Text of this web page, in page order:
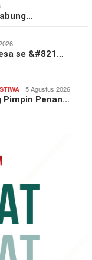
se &#821…
5 Agustus 2026
Pimpin Penan…